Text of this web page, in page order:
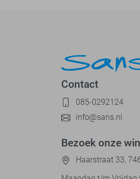
Contact
085-0292124
info@sans.nl
Bezoek onze
Haarstraat 33,